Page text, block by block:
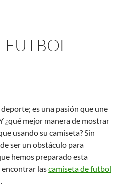
es una pasión que une
¿qué mejor manera de mostrar
usando su camiseta? Sin
ser un obstáculo para
hemos preparado esta
encontrar lascamiseta de futbol